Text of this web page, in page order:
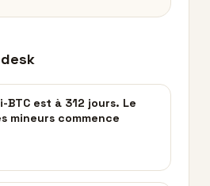
BTC est à 312 jours. Le
mineurs commence